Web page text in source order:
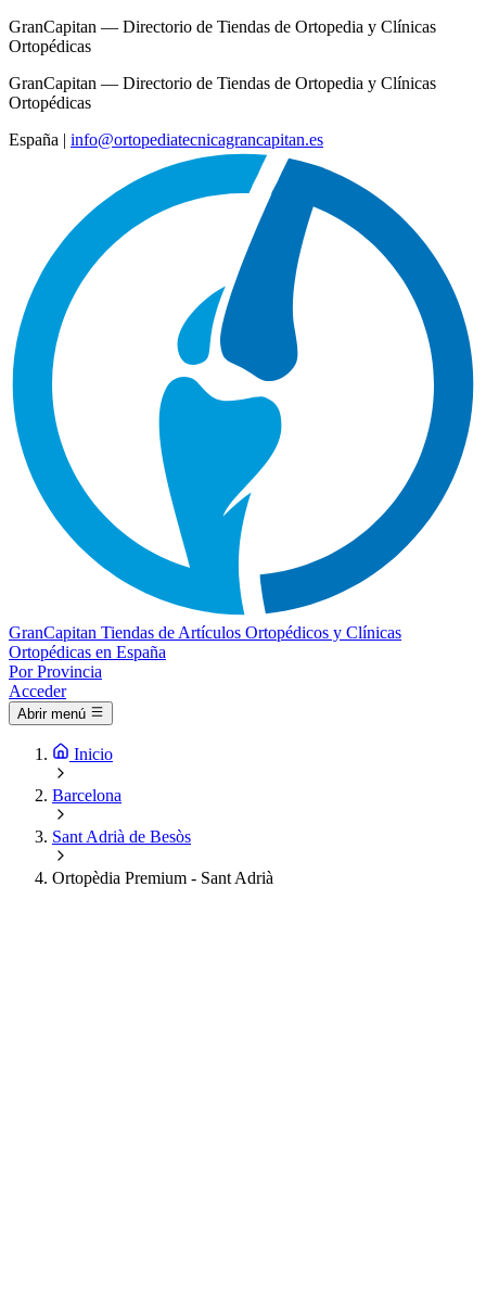
GranCapitan — Directorio de Tiendas de Ortopedia y Clínicas
Ortopédicas
GranCapitan — Directorio de Tiendas de Ortopedia y Clínicas
Ortopédicas
España | info@ortopediatecnicagrancapitan.es
GranCapitan Tiendas de Artículos Ortopédicos y Clínicas
Ortopédicas en España
Por Provincia
Acceder
Abrir menú
Inicio
Barcelona
Sant Adrià de Besòs
Ortopèdia Premium - Sant Adrià